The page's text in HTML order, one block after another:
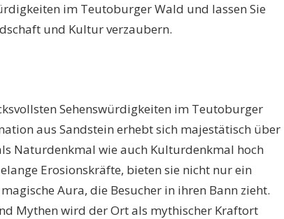
im Teutoburger Wald und lassen Sie
und Kultur verzaubern.
Sehenswürdigkeiten im Teutoburger
aus Sandstein erhebt sich majestätisch über
Naturdenkmal wie auch Kulturdenkmal hoch
Erosionskräfte, bieten sie nicht nur ein
Aura, die Besucher in ihren Bann zieht.
Mythen wird der Ort als mythischer Kraftort